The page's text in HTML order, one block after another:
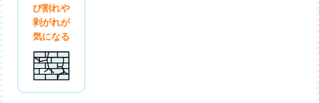
び割れや
剥がれが
気になる